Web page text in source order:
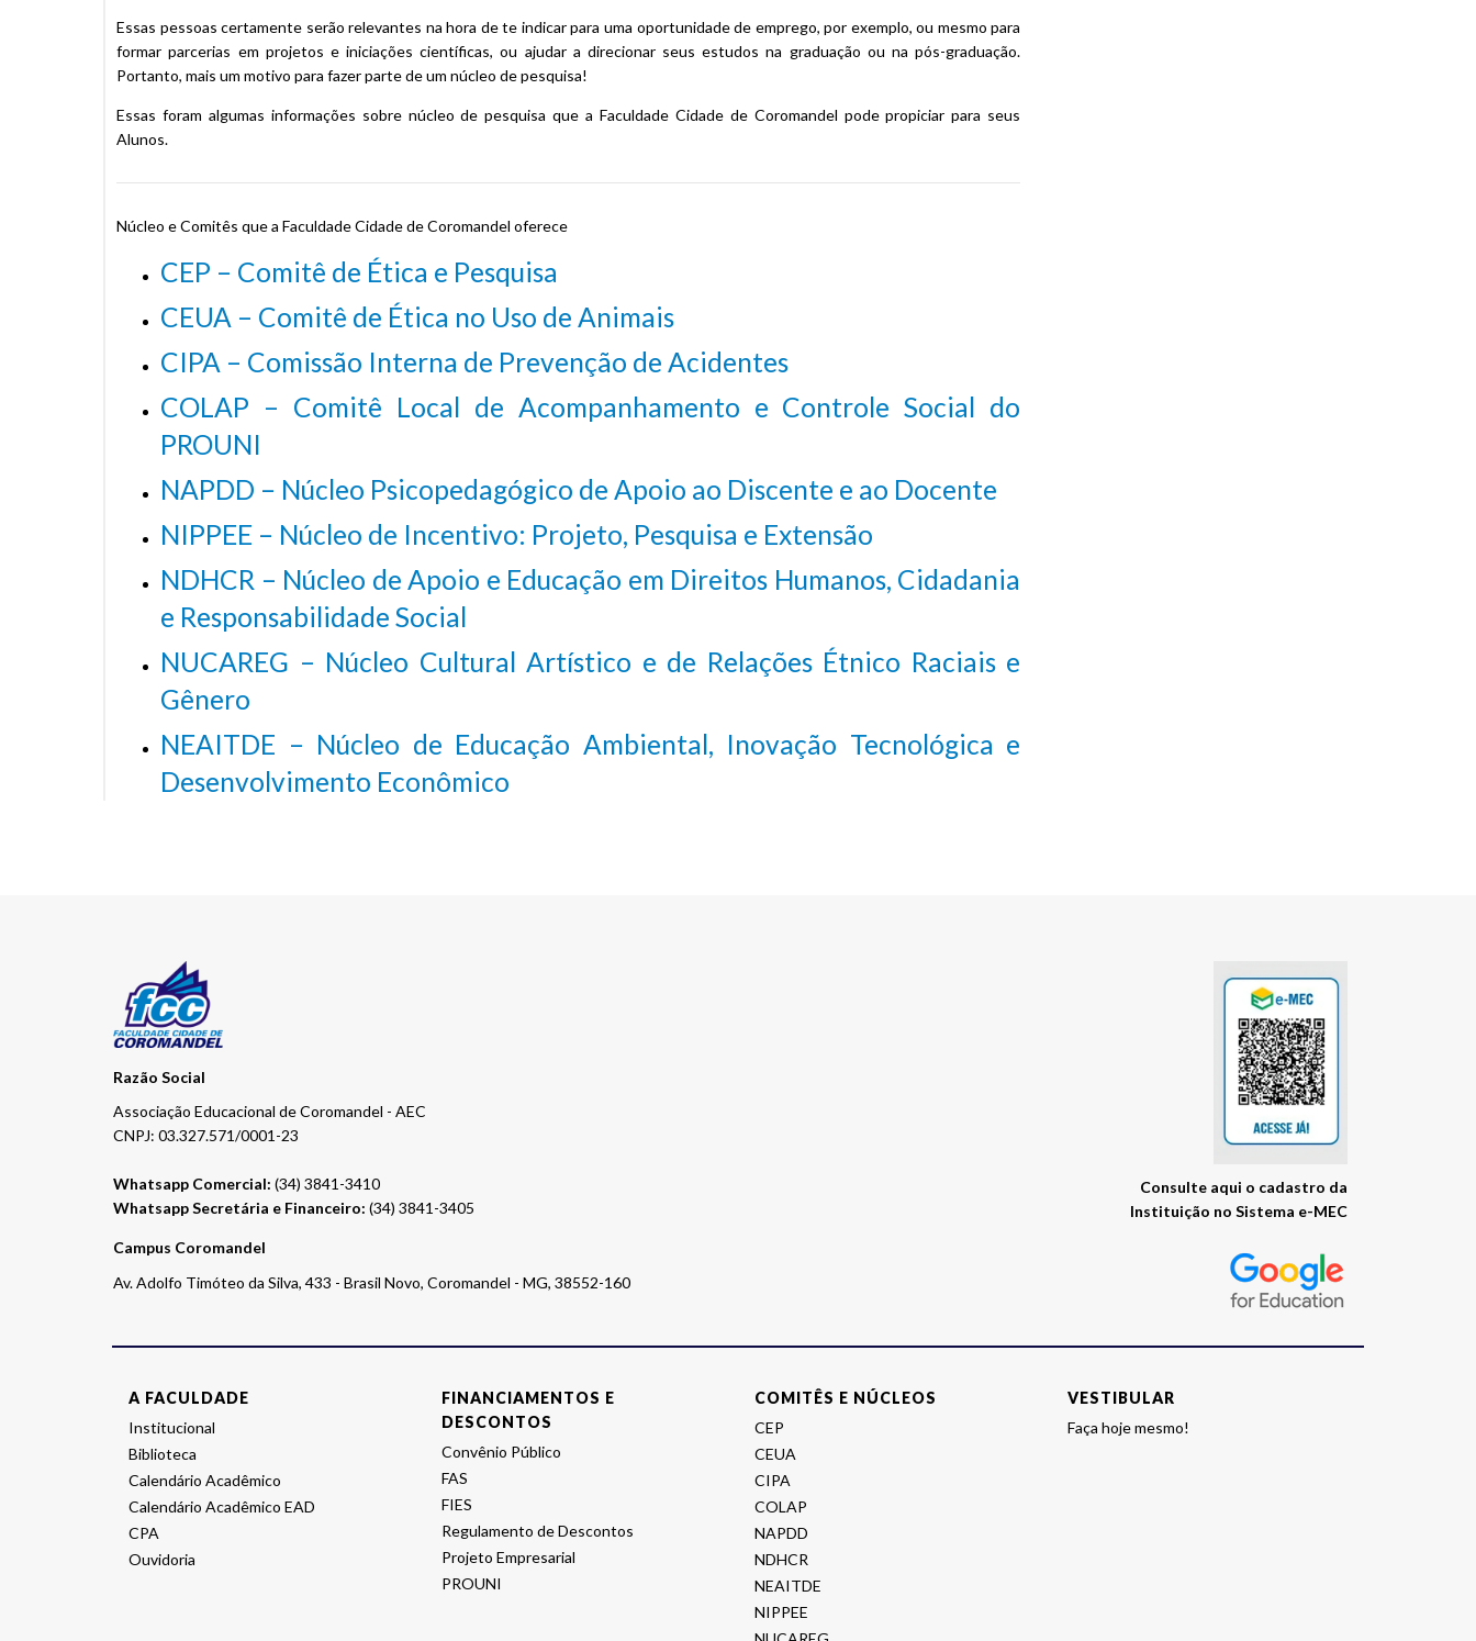
Essas pessoas certamente serão relevantes na hora de te indicar para uma oportunidade de emprego, por exemplo, ou mesmo para
formar parcerias em projetos e iniciações científicas, ou ajudar a direcionar seus estudos na graduação ou na pós-graduação.
Portanto, mais um motivo para fazer parte de um núcleo de pesquisa!
Essas foram algumas informações sobre núcleo de pesquisa que a Faculdade Cidade de Coromandel pode propiciar para seus
Alunos.
Núcleo e Comitês que a Faculdade Cidade de Coromandel oferece
CEP – Comitê de Ética e Pesquisa
CEUA – Comitê de Ética no Uso de Animais
CIPA – Comissão Interna de Prevenção de Acidentes
COLAP – Comitê Local de Acompanhamento e Controle Social do
PROUNI
NAPDD – Núcleo Psicopedagógico de Apoio ao Discente e ao Docente
NIPPEE – Núcleo de Incentivo: Projeto, Pesquisa e Extensão
NDHCR – Núcleo de Apoio e Educação em Direitos Humanos, Cidadania
e Responsabilidade Social
NUCAREG – Núcleo Cultural Artístico e de Relações Étnico Raciais e
Gênero
NEAITDE – Núcleo de Educação Ambiental, Inovação Tecnológica e
Desenvolvimento Econômico
Razão Social
Associação Educacional de Coromandel - AEC
CNPJ: 03.327.571/0001-23
Whatsapp Comercial: (34) 3841-3410
Whatsapp Secretária e Financeiro: (34) 3841-3405
Campus Coromandel
Av. Adolfo Timóteo da Silva, 433 - Brasil Novo, Coromandel - MG, 38552-160
Consulte Visite
o
MEC
aqui o cadastro da
Instituição no Sistema e-MEC
A FACULDADE
Institucional
Biblioteca
Calendário Acadêmico
Calendário Acadêmico EAD
CPA
Ouvidoria
FINANCIAMENTOS E
DESCONTOS
Convênio Público
FAS
FIES
Regulamento de Descontos
Projeto Empresarial
PROUNI
COMITÊS E NÚCLEOS
CEP
CEUA
CIPA
COLAP
NAPDD
NDHCR
NEAITDE
NIPPEE
VESTIBULAR
Faça hoje mesmo!